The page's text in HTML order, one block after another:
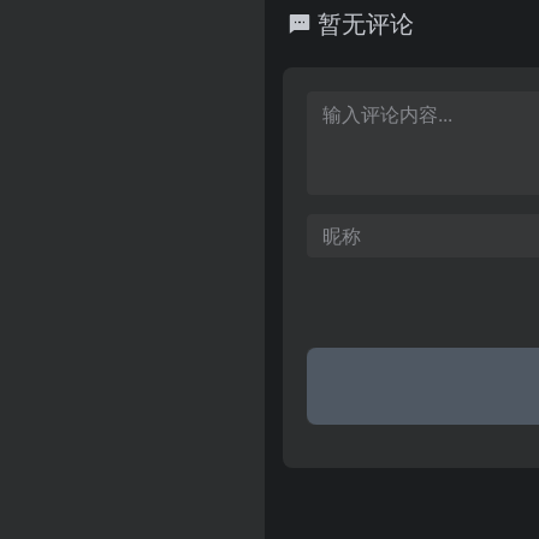
一体的高新技术企业，其主导
暂无评论